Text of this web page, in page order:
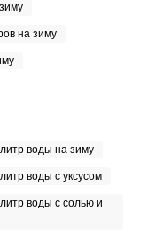
на зиму
воды на зиму
воды с уксусом
воды с солью и